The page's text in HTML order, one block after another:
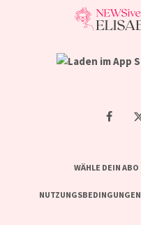
WÄHLE DEIN ABO
NUTZUNGSBEDINGUNGEN